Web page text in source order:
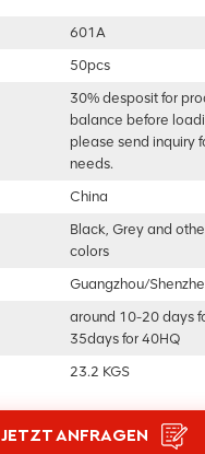
601A
50pcs
30% desposit for
balance before
please send inquiry
needs.
China
Black, Grey and
colors
Guangzhou/
around 10-20 days
35days for 40HQ
23.2 KGS
JETZT ANFRAGEN